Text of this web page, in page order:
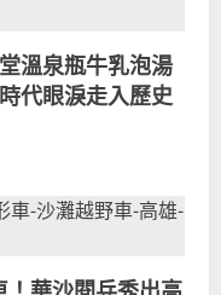
溫泉瓶牛乳泡湯
代眼淚走入歷史
！華沙閱兵秀出高